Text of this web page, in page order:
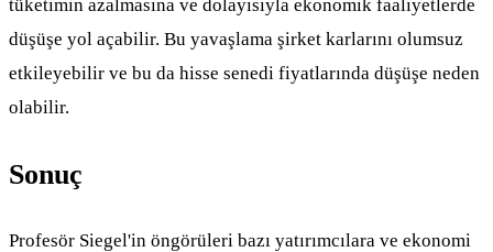
tüketimin azalmasına ve dolayısıyla ekonomik faaliyetlerde
düşüşe yol açabilir. Bu yavaşlama şirket karlarını olumsuz
etkileyebilir ve bu da hisse senedi fiyatlarında düşüşe neden
olabilir.
Sonuç
Profesör Siegel'in öngörüleri bazı yatırımcılara ve ekonomi